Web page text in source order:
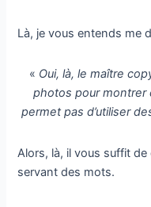
Là, je vous entends me
« Oui, là, le maître
photos pour montrer
permet pas d’utiliser
Alors, là, il vous suffit de
servant des mots.